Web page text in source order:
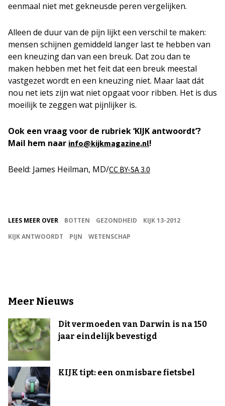
eenmaal niet met gekneusde peren vergelijken.
Alleen de duur van de pijn lijkt een verschil te maken:
mensen schijnen gemiddeld langer last te hebben van
een kneuzing dan van een breuk. Dat zou dan te
maken hebben met het feit dat een breuk meestal
vastgezet wordt en een kneuzing niet. Maar laat dát
nou net iets zijn wat niet opgaat voor ribben. Het is dus
moeilijk te zeggen wat pijnlijker is.
Ook een vraag voor de rubriek ‘KIJK antwoordt’?
Mail hem naar info@kijkmagazine.nl!
Beeld: James Heilman, MD/CC BY-SA 3.0
LEES MEER OVER BOTTEN GEZONDHEID
KIJK 13-2012
KIJK ANTWOORDT
PIJN WETENSCHAP
Meer Nieuws
Dit vermoeden van Darwin is na 150
jaar eindelijk bevestigd
KIJK tipt: een onmisbare fietsbel